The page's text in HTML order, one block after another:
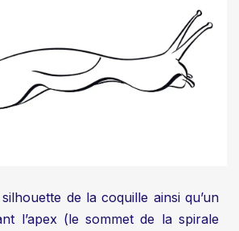
de la coquille ainsi qu’un
l’apex (le sommet de la spirale